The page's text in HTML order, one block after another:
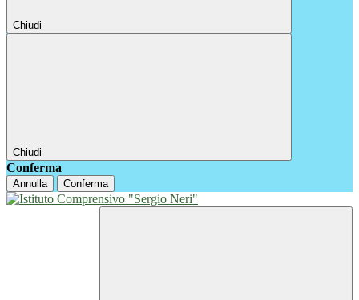
Chiudi
Chiudi
Conferma
Annulla Conferma